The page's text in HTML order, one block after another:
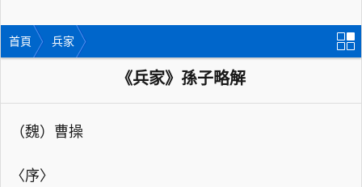
首頁 兵家
《兵家》孫子略解
（魏）曹操
〈序〉